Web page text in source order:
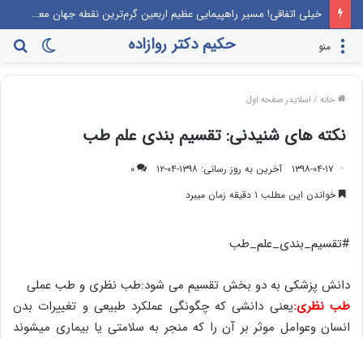
خیلی اتفاقی! مسیر راهپیمایی عظیم اربعین گرم‌ترین نقطه جهان معرفی می‌شود!
تغییر
پوسته
حکیم دکتر روازاده منو
خانه / اسلایدر صفحه اول
نکته های شنیدنی: تقسیم بندی علم طب
۱۳۹۸-۰۴-۱۷ آخرین به روز رسانی: ۱۳۹۸-۰۴-۱۲
۰
خواندن این مطلب ۱ دقیقه زمان میبرد
#تقسیم_بندی_علم_طب
دانش پزشکی به دو بخش تقسیم می شود:طب نظری و طب عملی
طب نظری:یعنی دانشی که چگونگی عملکرد طبیعی و تغییرات بدن
انسان وعوامل موثر بر آن را که منجر به سلامتی یا بیماری میشوند